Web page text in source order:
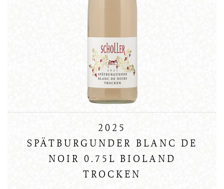
2025
SPÄTBURGUNDER BLANC DE
NOIR 0.75L BIOLAND
TROCKEN